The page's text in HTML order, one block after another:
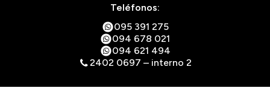
Teléfonos:
095 391 275
094 678 021
094 621 494
2402 0697 – interno 2